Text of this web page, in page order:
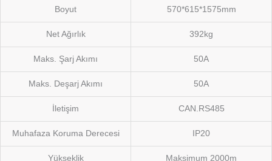
Boyut 570*615*1575mm
Net Ağırlık 392kg
Maks. Şarj Akımı 50A
Maks. Deşarj Akımı 50A
İletişim CAN.RS485
Muhafaza Koruma Derecesi IP20
Yükseklik Maksimum 2000m